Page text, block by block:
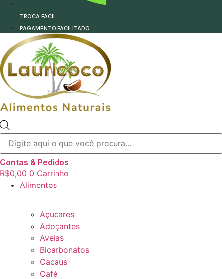
TROCA FÁCIL
PAGAMENTO FACILITADO
produtos
Contas & Pedidos
R$0,00 0 Carrinho
Alimentos
Açucares
Adoçantes
Aveias
Bicarbonatos
Cacaus
Café